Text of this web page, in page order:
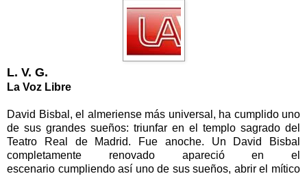
L. V. G.
La Voz Libre
David Bisbal, el almeriense más universal, ha cumplido uno
de sus grandes sueños: triunfar en el templo sagrado del
Teatro Real de Madrid. Fue anoche. Un David Bisbal
completamente renovado apareció en el
escenario cumpliendo así uno de sus sueños, abrir el mítico